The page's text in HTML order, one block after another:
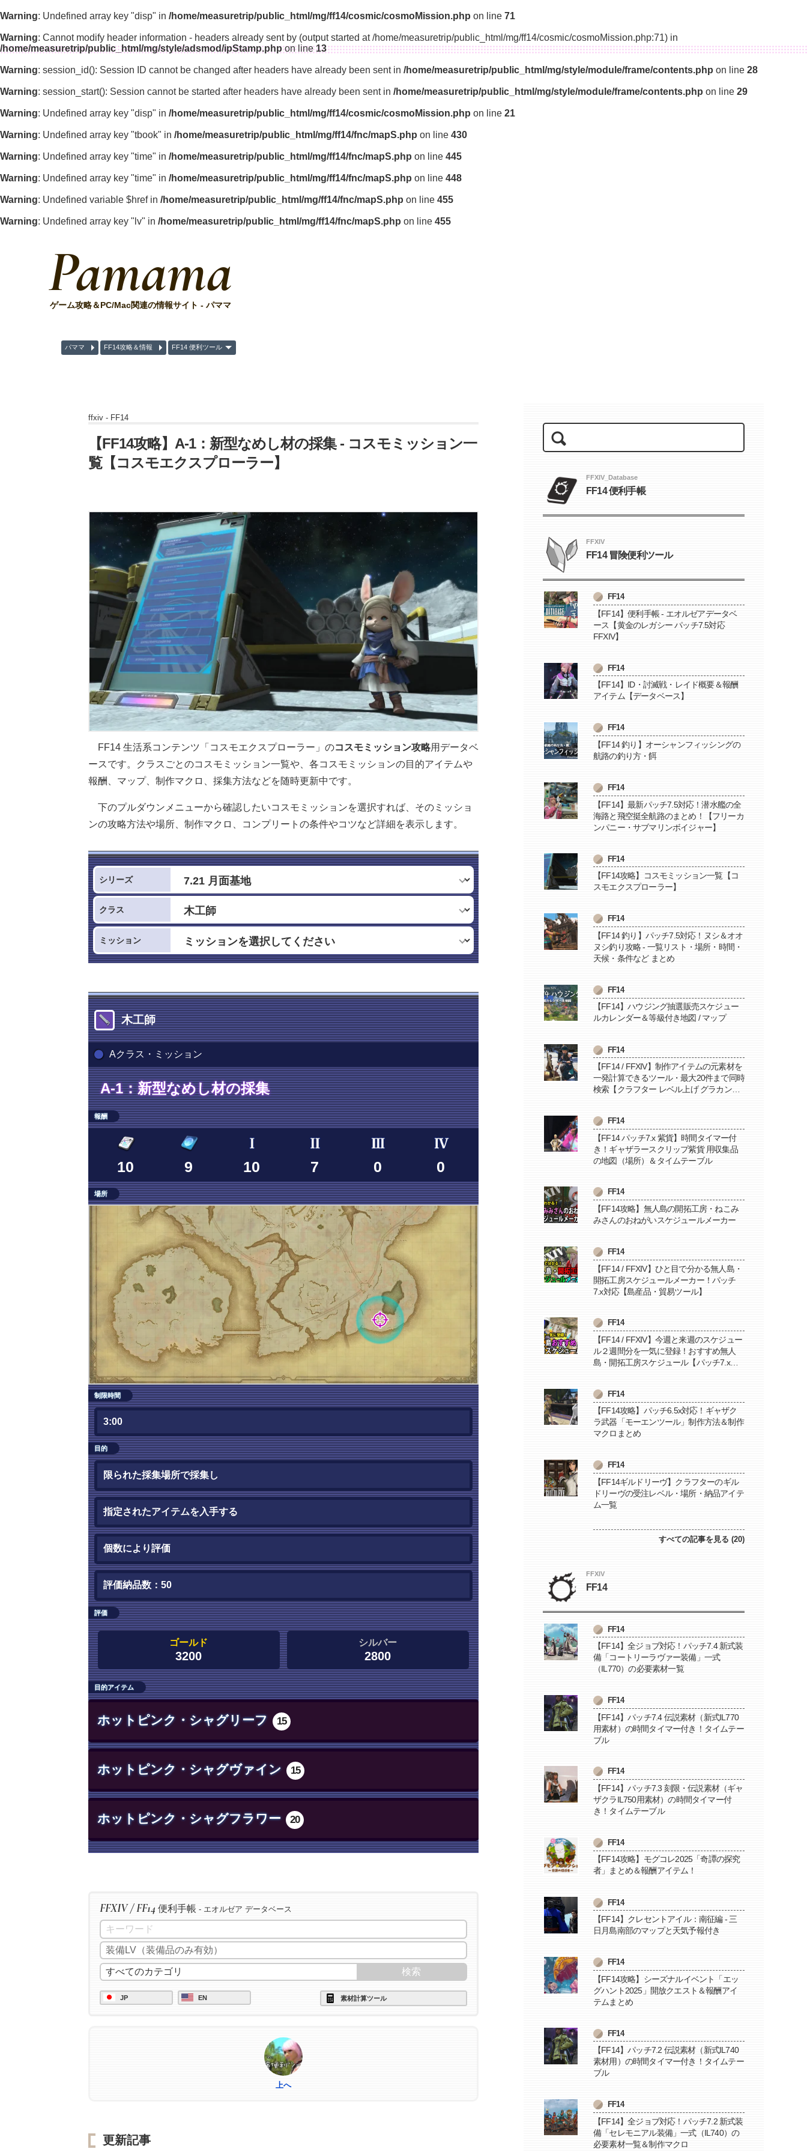
Warning: Undefined array key "disp" in /home/measuretrip/public_html/mg/ff14/cosmic/cosmoMission.php on line 71
Warning: Cannot modify header information - headers already sent by (output started at /home/measuretrip/public_html/mg/ff14/cosmic/cosmoMission.php:71) in
/home/measuretrip/public_html/mg/style/adsmod/ipStamp.phpon line13
Warning: session_id(): Session ID cannot be changed after headers have already been sent in /home/measuretrip/public_html/mg/style/module/frame/contents.php on line 28
Warning: session_start(): Session cannot be started after headers have already been sent in /home/measuretrip/public_html/mg/style/module/frame/contents.php on line 29
Warning: Undefined array key "disp" in /home/measuretrip/public_html/mg/ff14/cosmic/cosmoMission.php on line 21
Warning: Undefined array key "tbook" in /home/measuretrip/public_html/mg/ff14/fnc/mapS.php on line 430
Warning: Undefined array key "time" in /home/measuretrip/public_html/mg/ff14/fnc/mapS.php on line 445
Warning: Undefined array key "time" in /home/measuretrip/public_html/mg/ff14/fnc/mapS.php on line 448
Warning: Undefined variable $href in /home/measuretrip/public_html/mg/ff14/fnc/mapS.php on line 455
Warning: Undefined array key "lv" in /home/measuretrip/public_html/mg/ff14/fnc/mapS.php on line 455
Pamama
ゲーム攻略＆PC/Mac関連の情報サイト - パママ
パママ FF14攻略＆情報 FF14 便利ツール
ffxiv - FF14
【FF14攻略】A-1：新型なめし材の採集 - コスモミッション一
覧【コスモエクスプローラー】
FF14 生活系コンテンツ「コスモエクスプローラー」のコスモミッション攻略用データベ
ースです。クラスごとのコスモミッション一覧や、各コスモミッションの目的アイテムや
報酬、マップ、制作マクロ、採集方法などを随時更新中です。
下のプルダウンメニューから確認したいコスモミッションを選択すれば、そのミッショ
ンの攻略方法や場所、制作マクロ、コンプリートの条件やコツなど詳細を表示します。
シリーズ
クラス
ミッション
木工師
Aクラス・ミッション
A-1：新型なめし材の採集
報酬
10 9 10 7 0 0
場所
制限時間
3:00
目的
限られた採集場所で採集し
指定されたアイテムを入手する
個数により評価
評価納品数：50
評価
ゴールド
3200
シルバー
2800
目的アイテム
ホットピンク・シャグリーフ 15
ホットピンク・シャグヴァイン 15
ホットピンク・シャグフラワー 20
FFXIV / FF14 便利手帳 - エオルゼア データベース
JP EN 素材計算ツール
上へ
更新記事
FFXIV_Database
FF14 便利手帳
FFXIV
FF14 冒険便利ツール
FF14
【FF14】便利手帳 - エオルゼアデータベ
ース【黄金のレガシー パッチ7.5対応
FFXIV】
FF14
【FF14】ID・討滅戦・レイド概要＆報酬
アイテム【データベース】
FF14
【FF14 釣り】オーシャンフィッシングの
航路の釣り方・餌
FF14
【FF14】最新パッチ7.5対応！潜水艦の全
海路と飛空挺全航路のまとめ！【フリーカ
ンパニー・サブマリンボイジャー】
FF14
【FF14攻略】コスモミッション一覧【コ
スモエクスプローラー】
FF14
【FF14 釣り】パッチ7.5対応！ヌシ＆オオ
ヌシ釣り攻略 - 一覧リスト・場所・時間・
天候・条件など まとめ
FF14
【FF14】ハウジング抽選販売スケジュー
ルカレンダー＆等級付き地図 / マップ
FF14
【FF14 / FFXIV】制作アイテムの元素材を
一発計算できるツール・最大20件まで同時
検索【クラフター レベル上げ グラカン納
FF14
【FF14 パッチ7.x 紫貨】時間タイマー付
き！ギャザラースクリップ紫貨 用収集品
の地図（場所）＆タイムテーブル
FF14
【FF14攻略】無人島の開拓工房・ねこみ
みさんのおねがいスケジュールメーカー
FF14
【FF14 / FFXIV】ひと目で分かる無人島・
開拓工房スケジュールメーカー！パッチ
7.x対応【島産品・貿易ツール】
FF14
【FF14 / FFXIV】今週と来週のスケジュー
ル２週間分を一気に登録！おすすめ無人
島・開拓工房スケジュール【パッチ7.x対
FF14
【FF14攻略】パッチ6.5x対応！ギャザク
ラ武器「モーエンツール」制作方法＆制作
マクロまとめ
FF14
【FF14ギルドリーヴ】クラフターのギル
ドリーヴの受注レベル・場所・納品アイテ
ム一覧
すべての記事を見る (20)
FFXIV
FF14
FF14
【FF14】全ジョブ対応！パッチ7.4 新式装
備「コートリーラヴァー装備」一式
（IL770）の必要素材一覧
FF14
【FF14】パッチ7.4 伝説素材（新式IL770
用素材）の時間タイマー付き！タイムテー
ブル
FF14
【FF14】パッチ7.3 刻限・伝説素材（ギャ
ザクラIL750用素材）の時間タイマー付
き！タイムテーブル
FF14
【FF14攻略】モグコレ2025「奇譚の探究
者」まとめ＆報酬アイテム！
FF14
【FF14】クレセントアイル：南征編 - 三
日月島南部のマップと天気予報付き
FF14
【FF14攻略】シーズナルイベント「エッ
グハント2025」開放クエスト＆報酬アイ
テムまとめ
FF14
【FF14】パッチ7.2 伝説素材（新式IL740
素材用）の時間タイマー付き！タイムテー
ブル
FF14
【FF14】全ジョブ対応！パッチ7.2 新式装
備「セレモニアル装備」一式（IL740）の
必要素材一覧＆制作マクロ